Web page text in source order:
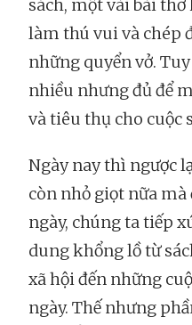
sách, một vài bài
làm thú vui và chép
những quyển vở.
nhiều nhưng đủ để
và tiêu thụ cho cuộc
Ngày nay thì ngược
còn nhỏ giọt nữa mà
ngày, chúng ta tiếp
dung khổng lồ từ
xã hội đến những
ngày. Thế nhưng